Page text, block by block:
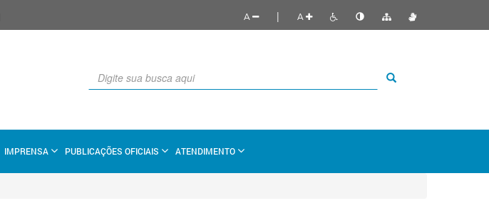
A | A
IMPRENSA PUBLICAÇÕES OFICIAIS ATENDIMENTO